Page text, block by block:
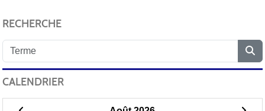
RECHERCHE
CALENDRIER